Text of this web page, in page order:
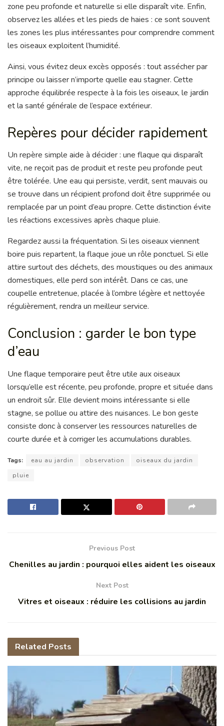
zone peu profonde et naturelle si elle disparaît vite. Enfin,
observez les allées et les pieds de haies : ce sont souvent
les zones les plus intéressantes pour comprendre comment
les oiseaux exploitent l’humidité.
Ainsi, vous évitez deux excès opposés : tout assécher par
principe ou laisser n’importe quelle eau stagner. Cette
approche équilibrée respecte à la fois les oiseaux, le jardin
et la santé générale de l’espace extérieur.
Repères pour décider rapidement
Un repère simple aide à décider : une flaque qui disparaît
vite, ne reçoit pas de produit et reste peu profonde peut
être tolérée. Une eau qui persiste, verdit, sent mauvais ou
se trouve dans un récipient profond doit être supprimée ou
remplacée par un point d’eau propre. Cette distinction évite
les réactions excessives après chaque pluie.
Regardez aussi la fréquentation. Si les oiseaux viennent
boire puis repartent, la flaque joue un rôle ponctuel. Si elle
attire surtout des déchets, des moustiques ou des animaux
domestiques, elle perd son intérêt. Dans ce cas, une
coupelle entretenue, placée à l’ombre légère et nettoyée
régulièrement, rendra un meilleur service.
Conclusion : garder le bon type
d’eau
Une flaque temporaire peut être utile aux oiseaux
lorsqu’elle est récente, peu profonde, propre et située dans
un endroit sûr. Elle devient moins intéressante si elle
stagne, se pollue ou attire des nuisances. Le bon geste
consiste donc à conserver les ressources naturelles de
courte durée et à corriger les accumulations durables.
Tags: eau au jardin observation
oiseaux du jardin
pluie
Previous Post
Chenilles au jardin : pourquoi elles aident les oiseaux
Next Post
Vitres et oiseaux : réduire les collisions au jardin
Related Posts